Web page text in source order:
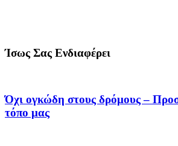
Ίσως Σας Ενδιαφέρει
Όχι ογκώδη στους δρόμους –
τόπο μας